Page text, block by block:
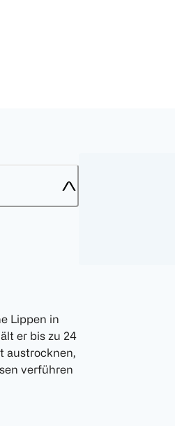
Lippen in
er bis zu 24
austrocknen,
verführen